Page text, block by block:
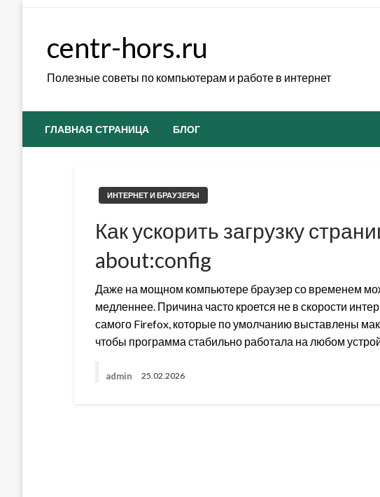
centr-hors.ru
Полезные советы по компьютерам и работе в интернет
ГЛАВНАЯ СТРАНИЦА БЛОГ
ИНТЕРНЕТ И БРАУЗЕРЫ
Как ускорить загрузку
about:config
Даже на мощном компьютере браузер со временем
медленнее. Причина часто кроется не в скорости
самого Firefox, которые по умолчанию выставлены
чтобы программа стабильно работала на любом
admin 25.02.2026